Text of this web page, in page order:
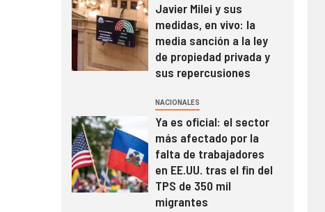
Javier Milei y sus
medidas, en vivo: la
media sanción a la ley
de propiedad privada y
sus repercusiones
NACIONALES
Ya es oficial: el sector
más afectado por la
falta de trabajadores
en EE.UU. tras el fin del
TPS de 350 mil
migrantes